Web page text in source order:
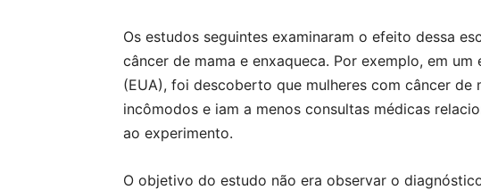
Os estudos seguintes examinaram o efeito dessa
câncer de mama e enxaqueca. Por exemplo, em
(EUA), foi descoberto que mulheres com câncer de
incômodos e iam a menos consultas médicas
ao experimento.
O objetivo do estudo não era observar o